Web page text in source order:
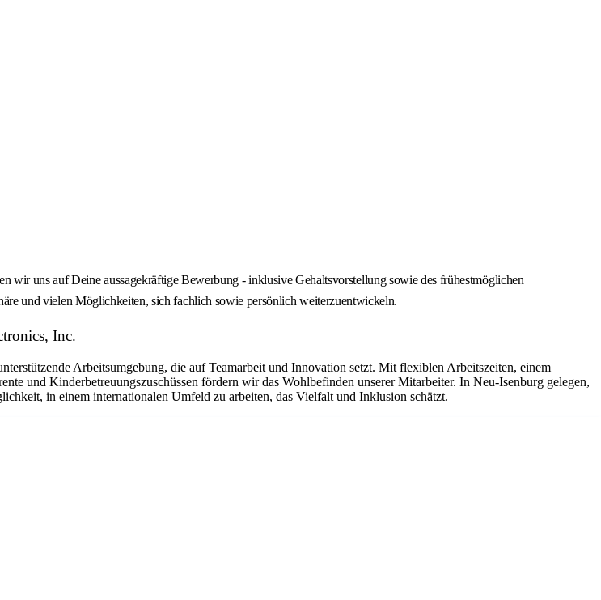
uns auf Deine aussagekräftige Bewerbung - inklusive Gehaltsvorstellung sowie des frühestmöglichen
und vielen Möglichkeiten, sich fachlich sowie persönlich weiterzuentwickeln.
Inc.
Arbeitsumgebung, die auf Teamarbeit und Innovation setzt. Mit flexiblen Arbeitszeiten, einem
und Kinderbetreuungszuschüssen fördern wir das Wohlbefinden unserer Mitarbeiter. In Neu-Isenburg gelegen,
in einem internationalen Umfeld zu arbeiten, das Vielfalt und Inklusion schätzt.